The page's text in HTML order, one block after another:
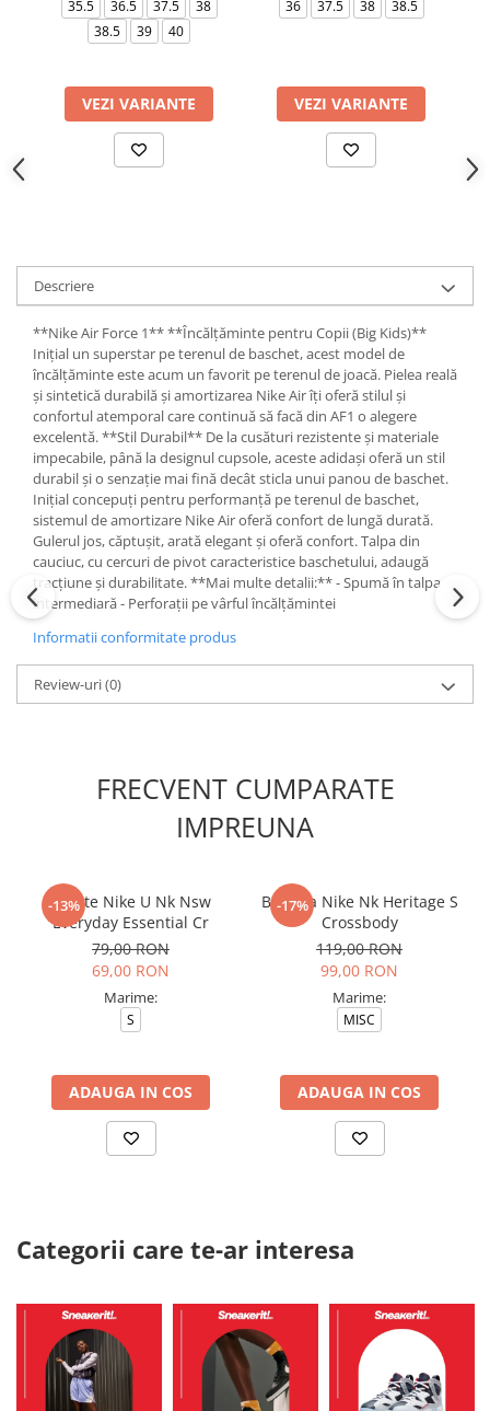
35.5 36.5 37.5
38
38.5
39 40
VEZI VARIANTE
36 37.5 38 38.5
VEZI VARIANTE
Descriere
**Nike Air Force 1** **Încălțăminte pentru Copii (Big Kids)**
Inițial un superstar pe terenul de baschet, acest model de
încălțăminte este acum un favorit pe terenul de joacă. Pielea reală
și sintetică durabilă și amortizarea Nike Air îți oferă stilul și
confortul atemporal care continuă să facă din AF1 o alegere
excelentă. **Stil Durabil** De la cusături rezistente și materiale
impecabile, până la designul cupsole, aceste adidași oferă un stil
durabil și o senzație mai fină decât sticla unui panou de baschet.
Inițial concepuți pentru performanță pe terenul de baschet,
sistemul de amortizare Nike Air oferă confort de lungă durată.
Gulerul jos, căptușit, arată elegant și oferă confort. Talpa din
cauciuc, cu cercuri de pivot caracteristice baschetului, adaugă
tracțiune și durabilitate. **Mai multe detalii:** - Spumă în talpa
intermediară - Perforații pe vârful încălțămintei
Informatii conformitate produs
Review-uri(0)
FRECVENT CUMPARATE
IMPREUNA
-13%
Sosete Nike U Nk Nsw
Everyday Essential Cr
79,00 RON
69,00 RON
Marime:
S
ADAUGA IN COS
-17%
Borseta Nike Nk Heritage S
Crossbody
119,00 RON
99,00 RON
Marime:
MISC
ADAUGA IN COS
Categorii care te-ar interesa